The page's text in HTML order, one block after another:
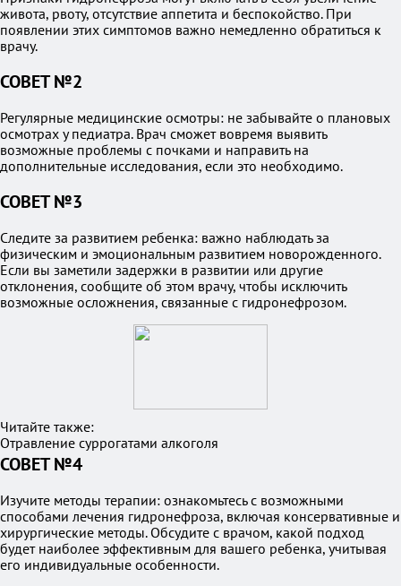
живота, рвоту, отсутствие аппетита и беспокойство. При
появлении этих симптомов важно немедленно обратиться к
врачу.
СОВЕТ №2
Регулярные медицинские осмотры: не забывайте о плановых
осмотрах у педиатра. Врач сможет вовремя выявить
возможные проблемы с почками и направить на
дополнительные исследования, если это необходимо.
СОВЕТ №3
Следите за развитием ребенка: важно наблюдать за
физическим и эмоциональным развитием новорожденного.
Если вы заметили задержки в развитии или другие
отклонения, сообщите об этом врачу, чтобы исключить
возможные осложнения, связанные с гидронефрозом.
Читайте также:
Отравление суррогатами алкоголя
СОВЕТ №4
Изучите методы терапии: ознакомьтесь с возможными
способами лечения гидронефроза, включая консервативные и
хирургические методы. Обсудите с врачом, какой подход
будет наиболее эффективным для вашего ребенка, учитывая
его индивидуальные особенности.